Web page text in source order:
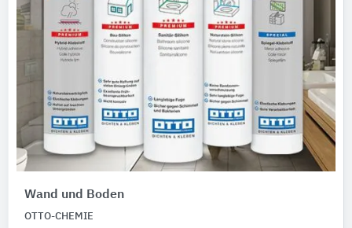
Wand und Boden
OTTO-CHEMIE